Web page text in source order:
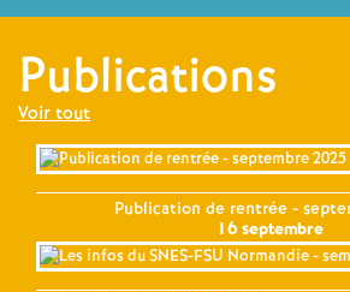
Publications
Voir tout
Publication de rentrée -
16 septembre